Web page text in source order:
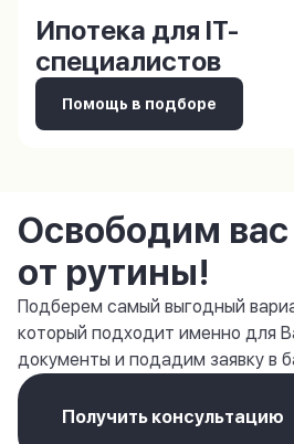
Ипотека для IT-
специалистов
Помощь в подборе
Освободим вас
от рутины!
Подберем самый выгодный
который подходит именно для
документы и подадим заявку в
Получить консультацию